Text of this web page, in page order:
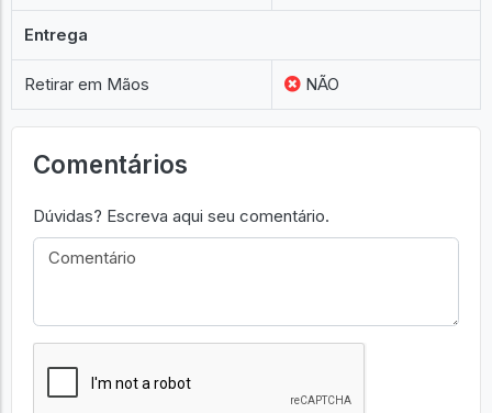
Entrega
Retirar em Mãos NÃO
Comentários
Dúvidas? Escreva aqui seu comentário.